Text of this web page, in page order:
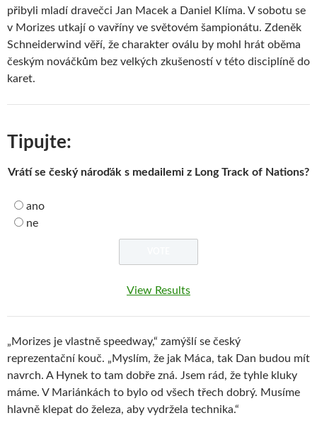
přibyli mladí dravečci Jan Macek a Daniel Klíma. V sobotu se
v Morizes utkají o vavříny ve světovém šampionátu. Zdeněk
Schneiderwind věří, že charakter oválu by mohl hrát oběma
českým nováčkům bez velkých zkušeností v této disciplíně do
karet.
Tipujte:
Vrátí se český nároďák s medailemi z Long Track of Nations?
ano
ne
View Results
„Morizes je vlastně speedway,“ zamýšlí se český
reprezentační kouč. „Myslím, že jak Máca, tak Dan budou mít
navrch. A Hynek to tam dobře zná. Jsem rád, že tyhle kluky
máme. V Mariánkách to bylo od všech třech dobrý. Musíme
hlavně klepat do železa, aby vydržela technika.“